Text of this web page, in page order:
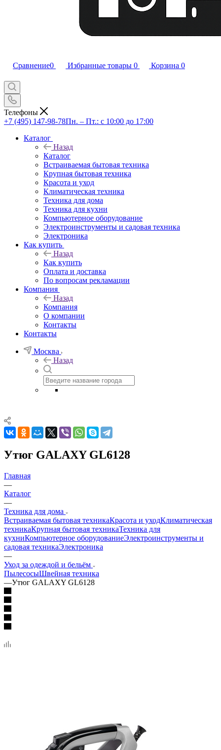
Сравнение0 Избранные товары 0 Корзина 0
Телефоны
+7 (495) 147-98-78Пн. – Пт.: с 10:00 до 17:00
Каталог
Назад
Каталог
Встраиваемая бытовая техника
Крупная бытовая техника
Красота и уход
Климатическая техника
Техника для дома
Техника для кухни
Компьютерное оборудование
Электроинструменты и садовая техника
Электроника
Как купить
Назад
Как купить
Оплата и доставка
По вопросам рекламации
Компания
Назад
Компания
О компании
Контакты
Контакты
Москва
Назад
Утюг GALAXY GL6128
Главная
—
Каталог
—
Техника для дома
Встраиваемая бытовая техникаКрасота и уходКлиматическая
техникаКрупная бытовая техникаТехника для
кухниКомпьютерное оборудованиеЭлектроинструменты и
садовая техникаЭлектроника
—
Уход за одеждой и бельём
ПылесосыШвейная техника
—Утюг GALAXY GL6128